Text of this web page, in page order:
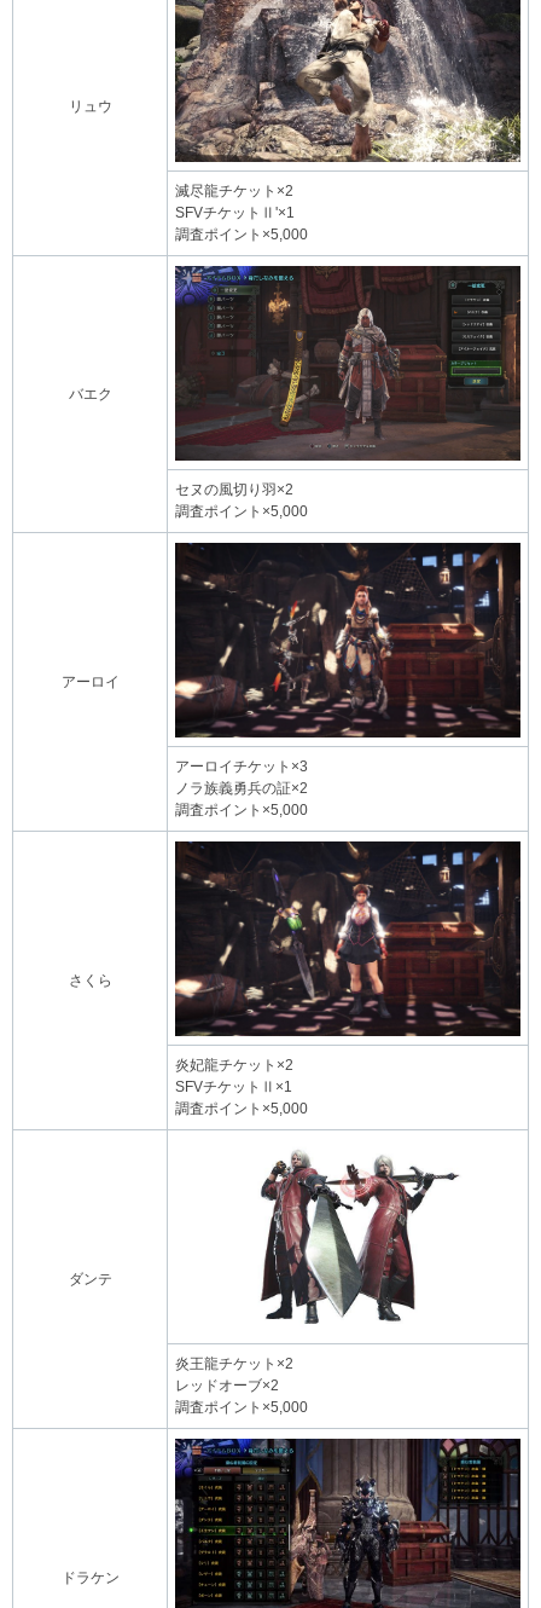
リュウ
滅尽龍チケット×2
SFVチケットⅡ'×1
調査ポイント×5,000
バエク
セヌの風切り羽×2
調査ポイント×5,000
アーロイ
アーロイチケット×3
ノラ族義勇兵の証×2
調査ポイント×5,000
さくら
炎妃龍チケット×2
SFVチケットⅡ×1
調査ポイント×5,000
ダンテ
炎王龍チケット×2
レッドオーブ×2
調査ポイント×5,000
ドラケン